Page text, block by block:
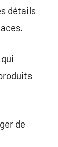
détails
de